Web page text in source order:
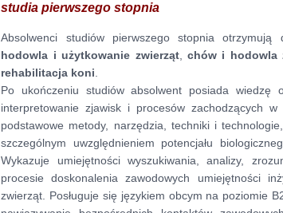
studia pierwszego stopnia
Absolwenci studiów pierwszego stopnia
hodowla i użytkowanie zwierząt,chów i hodowla
rehabilitacja koni.
Po ukończeniu studiów absolwent posiada wiedzę
interpretowanie zjawisk i procesów zachodzących
podstawowe metody, narzędzia, techniki i
szczególnym uwzględnieniem potencjału
Wykazuje umiejętności wyszukiwania, analizy,
procesie doskonalenia zawodowych umiejętności
zwierząt. Posługuje się językiem obcym na poziomie